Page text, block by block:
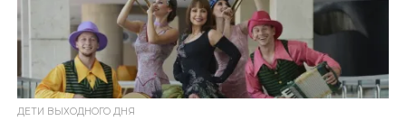
ДЕТИ ВЫХОДНОГО ДНЯ